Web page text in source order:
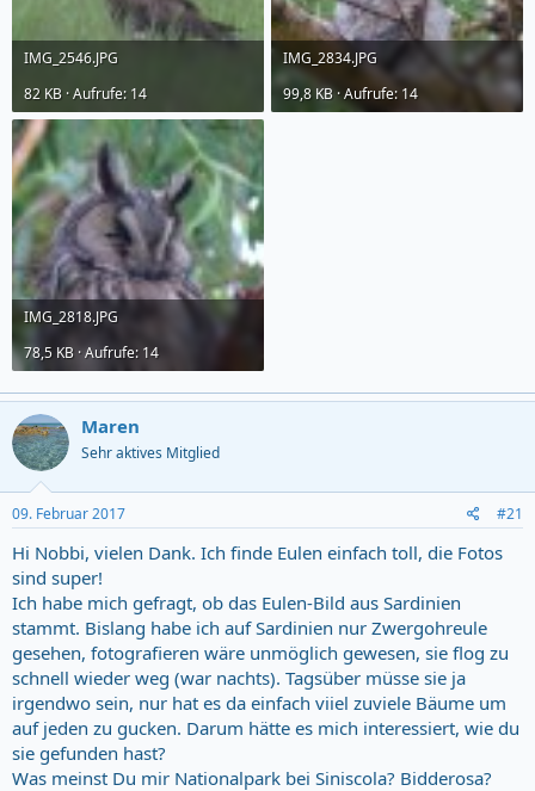
IMG_2546.JPG
82 KB · Aufrufe: 14
IMG_2834.JPG
99,8 KB · Aufrufe: 14
IMG_2818.JPG
78,5 KB · Aufrufe: 14
Maren
Sehr aktives Mitglied
09. Februar 2017 #21
Hi Nobbi, vielen Dank. Ich finde Eulen einfach toll, die Fotos
sind super!
Ich habe mich gefragt, ob das Eulen-Bild aus Sardinien
stammt. Bislang habe ich auf Sardinien nur Zwergohreule
gesehen, fotografieren wäre unmöglich gewesen, sie flog zu
schnell wieder weg (war nachts). Tagsüber müsse sie ja
irgendwo sein, nur hat es da einfach viiel zuviele Bäume um
auf jeden zu gucken. Darum hätte es mich interessiert, wie du
sie gefunden hast?
Was meinst Du mir Nationalpark bei Siniscola? Bidderosa?